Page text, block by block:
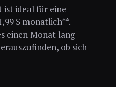
ist ideal für eine
$ monatlich**.
einen Monat lang
ob sich